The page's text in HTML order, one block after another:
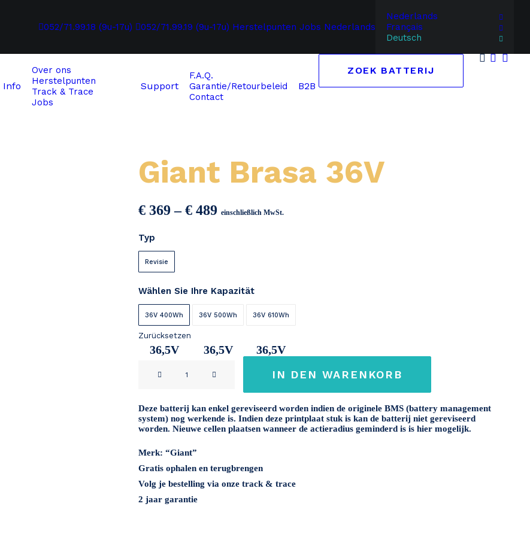
052/71.99.18 (9u-17u) 052/71.99.19 (9u-17u) Herstelpunten Jobs Nederlands
Nederlands
Français
Deutsch
Info
Over ons
Herstelpunten
Track & Trace
Jobs
Support
F.A.Q.
Garantie/Retourbeleid
Contact
B2B
ZOEK BATTERIJ
Giant Brasa 36V
€ 369 –€ 489Preisspanne:
einschließlich MwSt.
Typ
Revisie
Wählen Sie Ihre Kapazität
36V 400Wh
36,5V
11Ah
36V 500Wh
36,5V
14,2Ah
36V 610Wh
36,5V
17Ah
Zurücksetzen
Menge
IN DEN WARENKORB
Deze batterij kan enkel gereviseerd worden indien de originele BMS (battery management
system) nog werkende is. Indien deze printplaat stuk is kan de batterij niet gereviseerd
worden. Nieuwe cellen plaatsen wanneer de actieradius geminderd is is hier mogelijk.
Merk: “Giant”
Gratis ophalen en terugbrengen
Volg je bestelling via onze track & trace
2 jaar garantie